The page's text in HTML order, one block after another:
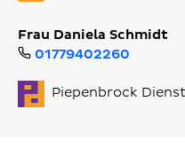
Frau Daniela Schmidt
01779402260
Piepenbrock